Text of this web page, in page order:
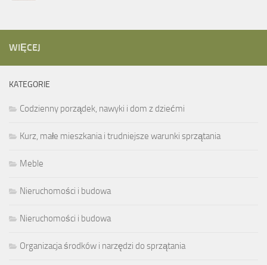
WIĘCEJ
KATEGORIE
Codzienny porządek, nawyki i dom z dziećmi
Kurz, małe mieszkania i trudniejsze warunki sprzątania
Meble
Nieruchomości i budowa
Nieruchomości i budowa
Organizacja środków i narzędzi do sprzątania